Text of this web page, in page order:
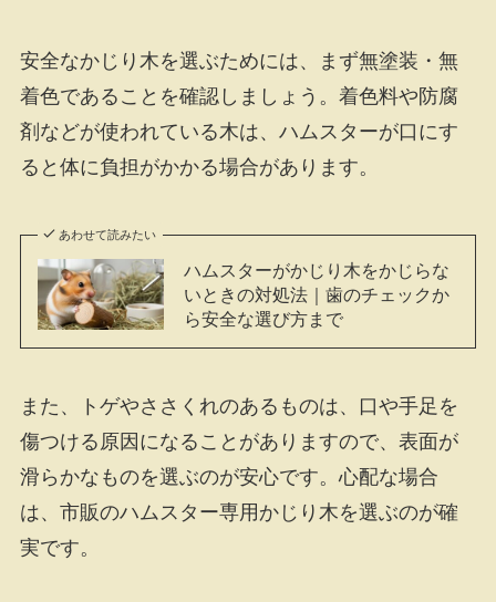
安全なかじり木を選ぶためには、まず無塗装・無
着色であることを確認しましょう。着色料や防腐
剤などが使われている木は、ハムスターが口にす
ると体に負担がかかる場合があります。
あわせて読みたい
ハムスターがかじり木をかじらな
いときの対処法｜歯のチェックか
ら安全な選び方まで
また、トゲやささくれのあるものは、口や手足を
傷つける原因になることがありますので、表面が
滑らかなものを選ぶのが安心です。心配な場合
は、市販のハムスター専用かじり木を選ぶのが確
実です。